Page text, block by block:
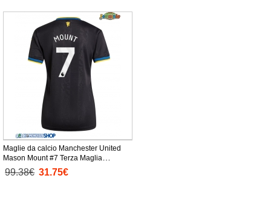
Maglie da calcio Manchester United
Mason Mount #7 Terza Maglia
Femminile 2025-26 Manica Corta
99.38€ 31.75€